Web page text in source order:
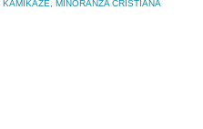
KAMIKAZE, MINORANZA CRISTIANA